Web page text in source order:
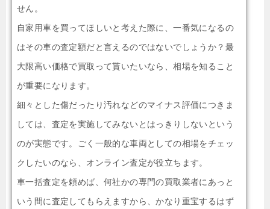
せん。
自家用車を買ってほしいと考えた際に、一番気になるの
はその車の査定額だと言えるのではないでしょうか？最
大限高い価格で買取って貰いたいなら、相場を知ること
が重要になります。
細々とした傷だったり汚れなどのマイナス評価につきま
しては、査定を実施してみないとはっきりしないという
のが実態です。ごく一般的な車両としての相場をチェッ
クしたいのなら、オンライン査定が役立ちます。
車一括査定を頼めば、何社かの専門の買取業者にあっと
いう間に査定してもらえますから、かなり重宝するはず